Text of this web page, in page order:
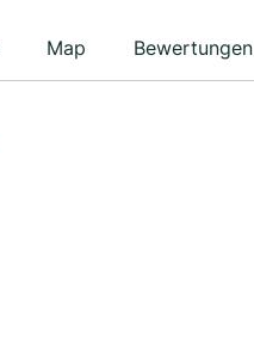
Map Bewertungen